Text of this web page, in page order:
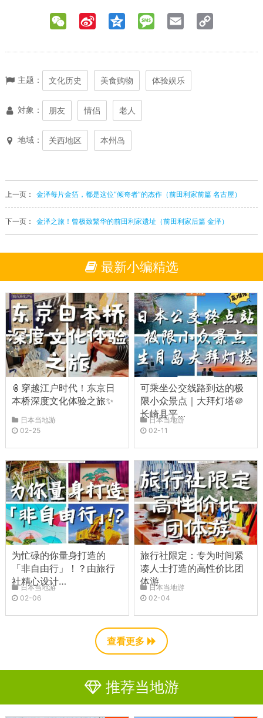
WeChat Sina
Qzone MessageEmail
主题： 文化历史 美食购物 体验娱乐
対象： 朋友 情侣 老人
地域： 关西地区 本州岛
上一页： 金泽每片金箔，都是这位“倾奇者”的杰作（前田利家前篇 名古屋）
下一页： 金泽之旅！曾极致繁华的前田利家遗址（前田利家后篇 金泽）
最新小编精选
🏮穿越江户时代！东京日
本桥深度文化体验之旅✨
日本当地游
02-25
可乘坐公交线路到达的极
限小众景点｜大拜灯塔＠
长崎县平…
日本当地游
02-11
为忙碌的你量身打造的
「非自由行」！？由旅行
社精心设计…
日本当地游
02-06
旅行社限定：专为时间紧
凑人士打造的高性价比团
体游
日本当地游
02-04
查看更多
推荐当地游